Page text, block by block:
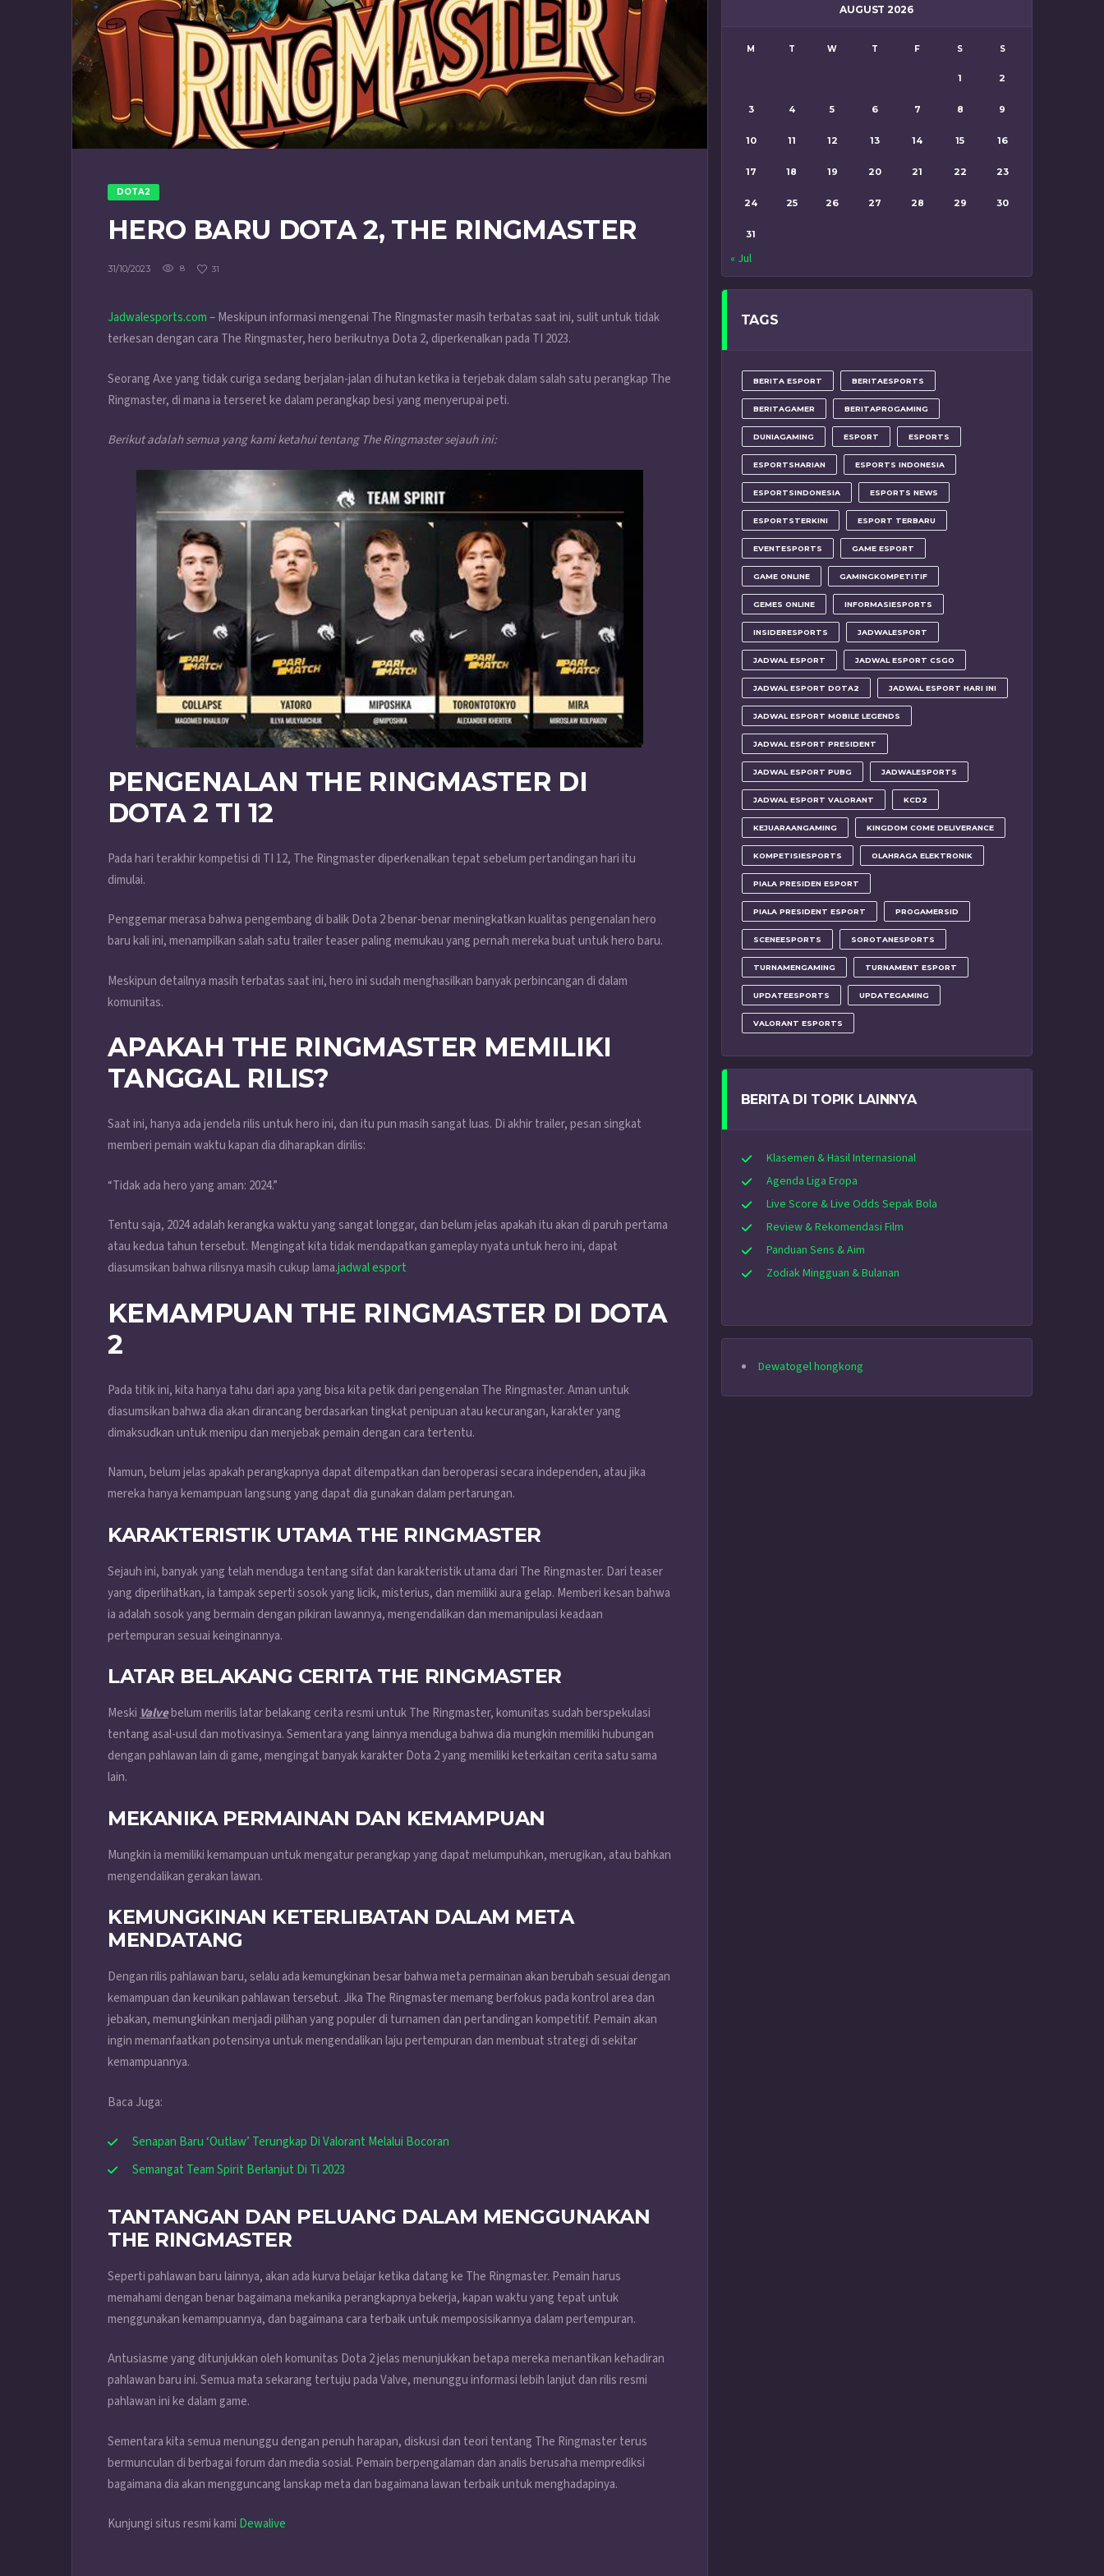
DOTA2
HERO BARU DOTA 2, THE RINGMASTER
31/10/2023 8 31
Jadwalesports.com– Meskipun informasi mengenai The Ringmaster masih terbatas saat ini, sulit untuk tidak
terkesan dengan cara The Ringmaster, hero berikutnya Dota 2, diperkenalkan pada TI 2023.
Seorang Axe yang tidak curiga sedang berjalan-jalan di hutan ketika ia terjebak dalam salah satu perangkap The
Ringmaster, di mana ia terseret ke dalam perangkap besi yang menyerupai peti.
Berikut adalah semua yang kami ketahui tentang The Ringmaster sejauh ini:
PENGENALAN THE RINGMASTER DI
DOTA 2 TI 12
Pada hari terakhir kompetisi di TI 12, The Ringmaster diperkenalkan tepat sebelum pertandingan hari itu
dimulai.
Penggemar merasa bahwa pengembang di balik Dota 2 benar-benar meningkatkan kualitas pengenalan hero
baru kali ini, menampilkan salah satu trailer teaser paling memukau yang pernah mereka buat untuk hero baru.
Meskipun detailnya masih terbatas saat ini, hero ini sudah menghasilkan banyak perbincangan di dalam
komunitas.
APAKAH THE RINGMASTER MEMILIKI
TANGGAL RILIS?
Saat ini, hanya ada jendela rilis untuk hero ini, dan itu pun masih sangat luas. Di akhir trailer, pesan singkat
memberi pemain waktu kapan dia diharapkan dirilis:
“Tidak ada hero yang aman: 2024.”
Tentu saja, 2024 adalah kerangka waktu yang sangat longgar, dan belum jelas apakah itu akan di paruh pertama
atau kedua tahun tersebut. Mengingat kita tidak mendapatkan gameplay nyata untuk hero ini, dapat
diasumsikan bahwa rilisnya masih cukup lama.jadwal esport
KEMAMPUAN THE RINGMASTER DI DOTA
2
Pada titik ini, kita hanya tahu dari apa yang bisa kita petik dari pengenalan The Ringmaster. Aman untuk
diasumsikan bahwa dia akan dirancang berdasarkan tingkat penipuan atau kecurangan, karakter yang
dimaksudkan untuk menipu dan menjebak pemain dengan cara tertentu.
Namun, belum jelas apakah perangkapnya dapat ditempatkan dan beroperasi secara independen, atau jika
mereka hanya kemampuan langsung yang dapat dia gunakan dalam pertarungan.
KARAKTERISTIK UTAMA THE RINGMASTER
Sejauh ini, banyak yang telah menduga tentang sifat dan karakteristik utama dari The Ringmaster. Dari teaser
yang diperlihatkan, ia tampak seperti sosok yang licik, misterius, dan memiliki aura gelap. Memberi kesan bahwa
ia adalah sosok yang bermain dengan pikiran lawannya, mengendalikan dan memanipulasi keadaan
pertempuran sesuai keinginannya.
LATAR BELAKANG CERITA THE RINGMASTER
MeskiValvebelum merilis latar belakang cerita resmi untuk The Ringmaster, komunitas sudah berspekulasi
tentang asal-usul dan motivasinya. Sementara yang lainnya menduga bahwa dia mungkin memiliki hubungan
dengan pahlawan lain di game, mengingat banyak karakter Dota 2 yang memiliki keterkaitan cerita satu sama
lain.
MEKANIKA PERMAINAN DAN KEMAMPUAN
Mungkin ia memiliki kemampuan untuk mengatur perangkap yang dapat melumpuhkan, merugikan, atau bahkan
mengendalikan gerakan lawan.
KEMUNGKINAN KETERLIBATAN DALAM META
MENDATANG
Dengan rilis pahlawan baru, selalu ada kemungkinan besar bahwa meta permainan akan berubah sesuai dengan
kemampuan dan keunikan pahlawan tersebut. Jika The Ringmaster memang berfokus pada kontrol area dan
jebakan, memungkinkan menjadi pilihan yang populer di turnamen dan pertandingan kompetitif. Pemain akan
ingin memanfaatkan potensinya untuk mengendalikan laju pertempuran dan membuat strategi di sekitar
kemampuannya.
Baca Juga:
Senapan Baru ‘Outlaw’ Terungkap Di Valorant Melalui Bocoran
Semangat Team Spirit Berlanjut Di Ti 2023
TANTANGAN DAN PELUANG DALAM MENGGUNAKAN
THE RINGMASTER
Seperti pahlawan baru lainnya, akan ada kurva belajar ketika datang ke The Ringmaster. Pemain harus
memahami dengan benar bagaimana mekanika perangkapnya bekerja, kapan waktu yang tepat untuk
menggunakan kemampuannya, dan bagaimana cara terbaik untuk memposisikannya dalam pertempuran.
Antusiasme yang ditunjukkan oleh komunitas Dota 2 jelas menunjukkan betapa mereka menantikan kehadiran
pahlawan baru ini. Semua mata sekarang tertuju pada Valve, menunggu informasi lebih lanjut dan rilis resmi
pahlawan ini ke dalam game.
Sementara kita semua menunggu dengan penuh harapan, diskusi dan teori tentang The Ringmaster terus
bermunculan di berbagai forum dan media sosial. Pemain berpengalaman dan analis berusaha memprediksi
bagaimana dia akan mengguncang lanskap meta dan bagaimana lawan terbaik untuk menghadapinya.
Kunjungi situs resmi kami Dewalive
AUGUST 2026
M T W T F S S
1 2
3 4 5 6 7 8 9
10 11 12 13 14 15 16
17 18 19 20 21 22 23
24 25 26 27 28 29 30
31
« Jul
TAGS
BERITA ESPORT BERITAESPORTS
BERITAGAMER BERITAPROGAMING
DUNIAGAMING ESPORT ESPORTS
ESPORTSHARIAN ESPORTS INDONESIA
ESPORTSINDONESIA ESPORTS NEWS
ESPORTSTERKINI ESPORT TERBARU
EVENTESPORTS GAME ESPORT
GAME ONLINE GAMINGKOMPETITIF
GEMES ONLINE INFORMASIESPORTS
INSIDERESPORTS JADWALESPORT
JADWAL ESPORT JADWAL ESPORT CSGO
JADWAL ESPORT DOTA2 JADWAL ESPORT HARI INI
JADWAL ESPORT MOBILE LEGENDS
JADWAL ESPORT PRESIDENT
JADWAL ESPORT PUBG JADWALESPORTS
JADWAL ESPORT VALORANT KCD2
KEJUARAANGAMING KINGDOM COME DELIVERANCE
KOMPETISIESPORTS OLAHRAGA ELEKTRONIK
PIALA PRESIDEN ESPORT
PIALA PRESIDENT ESPORT PROGAMERSID
SCENEESPORTS SOROTANESPORTS
TURNAMENGAMING TURNAMENT ESPORT
UPDATEESPORTS UPDATEGAMING
VALORANT ESPORTS
BERITA DI TOPIK LAINNYA
Klasemen & Hasil Internasional
Agenda Liga Eropa
Live Score & Live Odds Sepak Bola
Review & Rekomendasi Film
Panduan Sens & Aim
Zodiak Mingguan & Bulanan
Dewatogel hongkong